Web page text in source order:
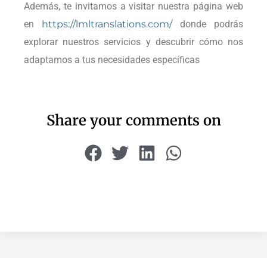
Además, te invitamos a visitar nuestra página web
en
https://lmltranslations.com/donde podrás
explorar nuestros servicios y descubrir cómo nos
adaptamos a tus necesidades específicas
Share your comments on